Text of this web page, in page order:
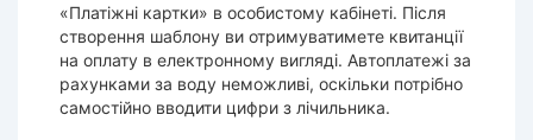
«Платіжні картки» в особистому кабінеті. Після
створення шаблону ви отримуватимете квитанції
на оплату в електронному вигляді. Автоплатежі за
рахунками за воду неможливі, оскільки потрібно
самостійно вводити цифри з лічильника.